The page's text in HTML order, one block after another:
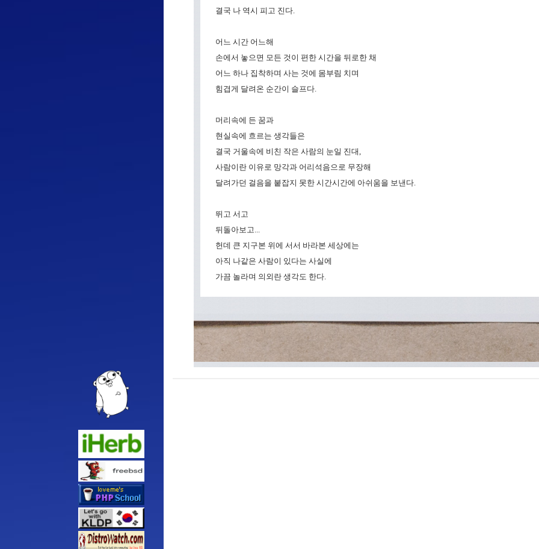
결국 나 역시 피고 진다.
어느 시간 어느해
손에서 놓으면 모든 것이 편한 시간을 뒤로한 채
어느 하나 집착하며 사는 것에 몸부림 치며
힘겹게 달려온 순간이 슬프다.
머리속에 든 꿈과
현실속에 흐르는 생각들은
결국 거울속에 비친 작은 사람의 눈일 진대,
사람이란 이유로 망각과 어리석음으로 무장해
달려가던 걸음을 붙잡지 못한 시간시간에 아쉬움을 보낸다.
뛰고 서고
뒤돌아보고...
헌데 큰 지구본 위에 서서 바라본 세상에는
아직 나같은 사람이 있다는 사실에
가끔 놀라며 의외란 생각도 한다.